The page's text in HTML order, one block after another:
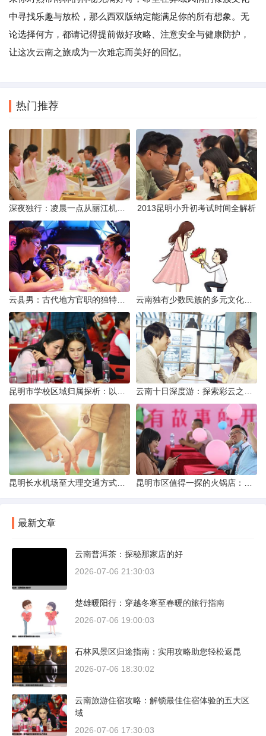
中寻找乐趣与放松，那么西双版纳定能满足你的所有想象。无
论选择何方，都请记得提前做好攻略、注意安全与健康防护，
让这次云南之旅成为一次难忘而美好的回忆。
热门推荐
2013昆明小升初考试时间全解析
最新文章
云南普洱茶：探秘那家店的好
2026-07-06 21:30:03
楚雄暖阳行：穿越冬寒至春暖的旅行指南
2026-07-06 19:00:03
石林风景区归途指南：实用攻略助您轻松返昆
2026-07-06 18:30:02
云南旅游住宿攻略：解锁最佳住宿体验的五大区
域
2026-07-06 17:30:03